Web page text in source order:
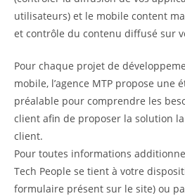
utilisateurs) et le mobile content
et contrôle du contenu diffusé sur
Pour chaque projet de
mobile, l’agence MTP propose une
préalable pour comprendre les
client afin de proposer la solution
client.
Pour toutes informations
Tech People se tient à votre
formulaire présent sur le site) ou